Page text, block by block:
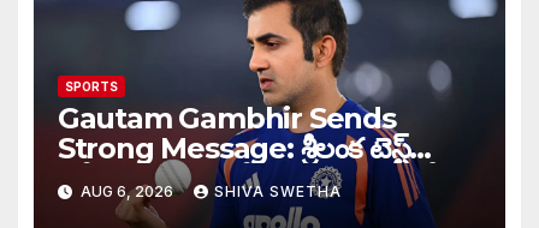
SPORTS
Gautam Gambhir Sends
Strong Message: శ్రీలంక టెస్ట్
సిరీస్‌కు ముందు టీమిండియాకు గంభీర్
వార్నింగ్…
AUG 6, 2026 SHIVA SWETHA